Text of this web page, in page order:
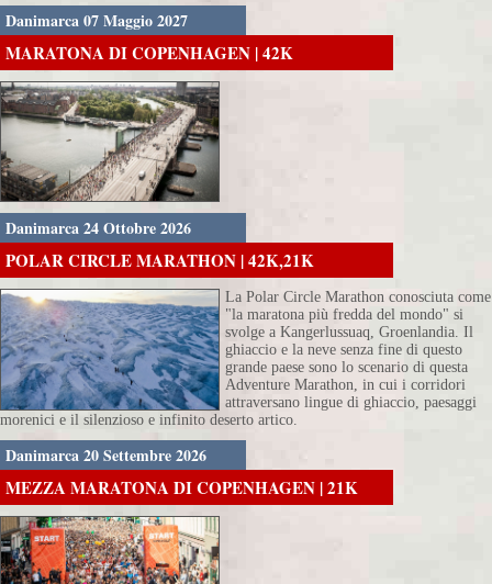
Danimarca 07 Maggio 2027
MARATONA DI COPENHAGEN | 42K
Danimarca 24 Ottobre 2026
POLAR CIRCLE MARATHON | 42K,21K
La Polar Circle Marathon conosciuta come
"la maratona più fredda del mondo" si
svolge a Kangerlussuaq, Groenlandia. Il
ghiaccio e la neve senza fine di questo
grande paese sono lo scenario di questa
Adventure Marathon, in cui i corridori
attraversano lingue di ghiaccio, paesaggi
morenici e il silenzioso e infinito deserto artico.
Danimarca 20 Settembre 2026
MEZZA MARATONA DI COPENHAGEN | 21K